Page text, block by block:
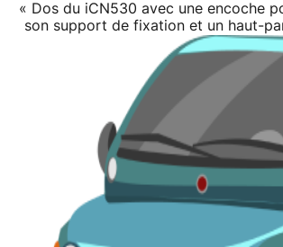
« Dos du iCN530 avec une encoche
son support de fixation et un haut-